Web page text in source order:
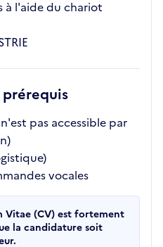
à l'aide du chariot
pas accessible par
vocales
Vitae (CV) est fortement
la candidature soit